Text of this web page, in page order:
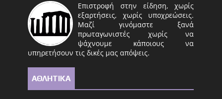
Επιστροφή στην είδηση, χωρίς
εξαρτήσεις, χωρίς υποχρεώσεις.
Μαζί γινόμαστε ξανά
πρωταγωνιστές χωρίς να
ψάχνουμε κάποιους να
υπηρετήσουν τις δικές μας απόψεις.
ΑΘΛΗΤΙΚΑ